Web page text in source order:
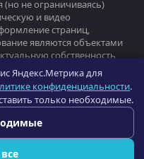
(но не ограничиваясь)
и видео
страниц,
являются объектами
собственность,
и международными
прав.Читать далее
—
Яндекс.Метрика для
конфиденциальности.
только необходимые.